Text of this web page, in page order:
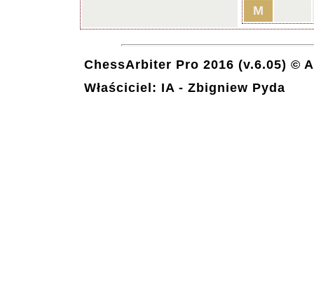
M
ChessArbiter Pro 2016 (v.6.05) ©
Właściciel: IA - Zbigniew Pyda